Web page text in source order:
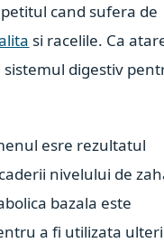
cand sufera de
si racelile. Ca
digestiv
esre rezultatul
nivelului de
bazala este
a fi utilizata